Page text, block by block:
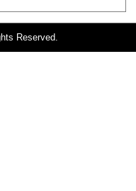
Reserved.